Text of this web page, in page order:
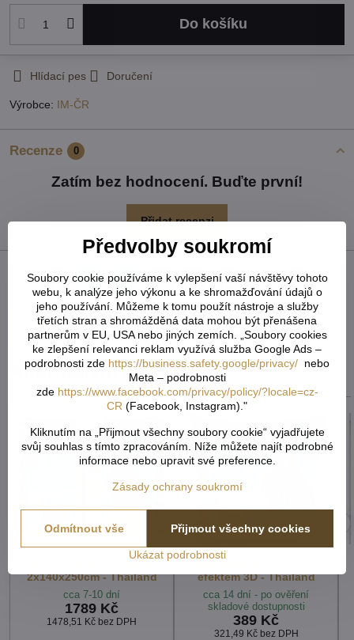
Do košíku
Hlídací pes Doručení
Výrobce: IM-ČR
Recenze 0
Zatím bez hodnocení. Buďte první!
Přidat recenzi
FacebookTwitterBlueskyPinterestReddit LinkedInWhatsApp
E-
mail
Předchozí produkt Následující produkt
Alternativní produkty
2x140x250cm - Thailand
cca 7-10 dní
1789 Kč
1478,51 Kč bez DPH
efektem 3D - Thailand
cca 14 dní - po ověření
skladové dostupnosti
389 Kč
321,49 Kč bez DPH
Předvolby soukromí
Soubory cookie používáme k vylepšení vaší návštěvy tohoto
webu, k analýze jeho výkonu a ke shromažďování údajů o
jeho používání. Můžeme k tomu použít nástroje a služby
třetích stran a shromážděná data mohou být přenášena
partnerům v EU, USA nebo jiných zemích. „Soubory cookies
ke zlepšení relevanci reklam využívá služba Google Ads –
podrobnosti zde https://business.safety.google/privacy/ nebo
Meta – podrobnosti
zde https://www.facebook.com/privacy/policy/?locale=cz-
CR (Facebook, Instagram)."
Kliknutím na „Přijmout všechny soubory cookie“ vyjadřujete
svůj souhlas s tímto zpracováním. Níže můžete najít podrobné
informace nebo upravit své preference.
Zásady ochrany soukromí
Ukázat podrobnosti
Přijmout všechny cookies
Odmítnout vše